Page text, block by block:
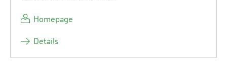
Homepage
Details